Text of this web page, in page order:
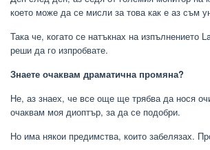
което може да се мисли за това как е аз съм
Така че, когато се натъкнах на изпълнението
реши да го изпробвате.
Знаете очаквам драматична промяна?
Не, аз знаех, че все още ще трябва да нося
очаквам моя диоптър, за да се подобри.
Но има някои предимства, които забелязах.